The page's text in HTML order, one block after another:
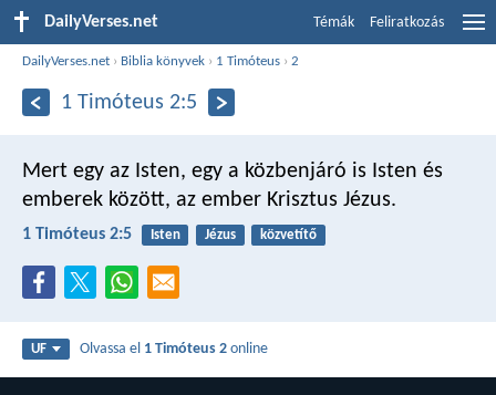
DailyVerses.net Témák Feliratkozás
DailyVerses.net › Biblia könyvek › 1 Timóteus ›2
1 Timóteus 2:5
Mert egy az Isten, egy a közbenjáró is Isten és
emberek között, az ember Krisztus Jézus.
1 Timóteus 2:5 Isten Jézus közvetítő
UF Olvassa el 1 Timóteus 2 online